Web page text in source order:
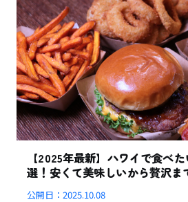
【2025年最新】ハワイで食べ
選！安くて美味しいから贅沢ま
公開日：2025.10.08